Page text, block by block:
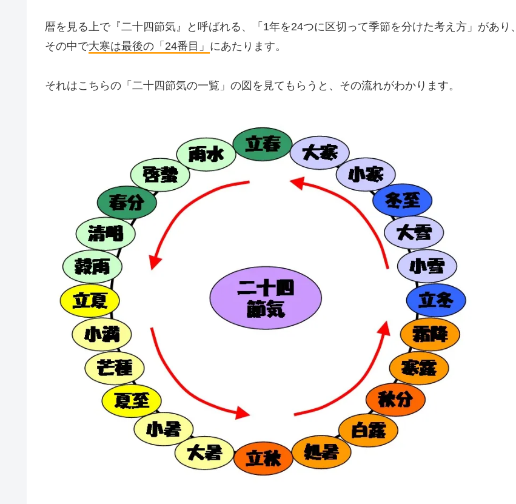
暦を見る上で『二十四節気』と呼ばれる、「1年を24つに区切って季節を分けた考え方」があり、
その中で大寒は最後の「24番目」 にあたります。
それはこちらの「二十四節気の一覧」の図を見てもらうと、その流れがわかります。